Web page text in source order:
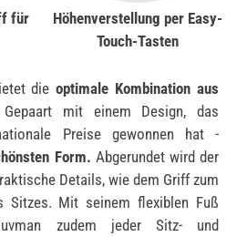
für
Höhenverstellung per Easy-
Touch-Tasten
dieoptimale Kombination aus
mit einem Design, das
Preise gewonnen hat -
Form. Abgerundet wird der
Details, wie dem Griff zum
Sitzes. Mit seinem flexiblen Fuß
zudem jeder Sitz- und